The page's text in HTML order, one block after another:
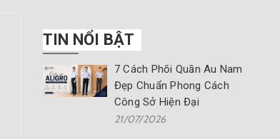
TIN NỔI BẬT
7 Cách Phối Quần Âu Nam
Đẹp Chuẩn Phong Cách
Công Sở Hiện Đại
21/07/2026